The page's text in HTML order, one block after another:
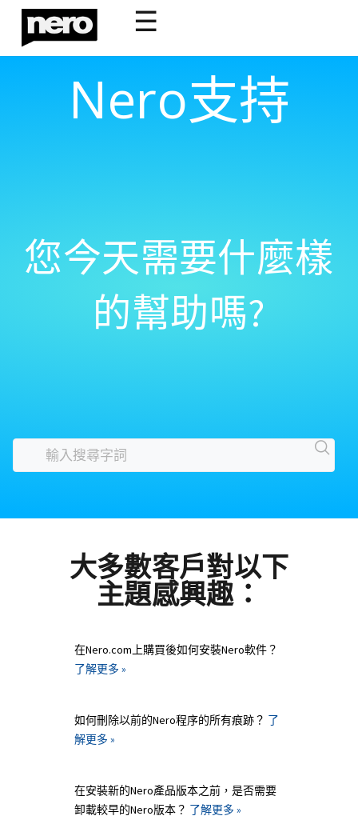
☰
Nero支持
您今天需要什麼樣
的幫助嗎?
大多數客戶對以下
主題感興趣：
在Nero.com上購買後如何安裝Nero軟件？
了解更多 »
如何刪除以前的Nero程序的所有痕跡？ 了
解更多 »
在安裝新的Nero產品版本之前，是否需要
卸載較早的Nero版本？ 了解更多 »